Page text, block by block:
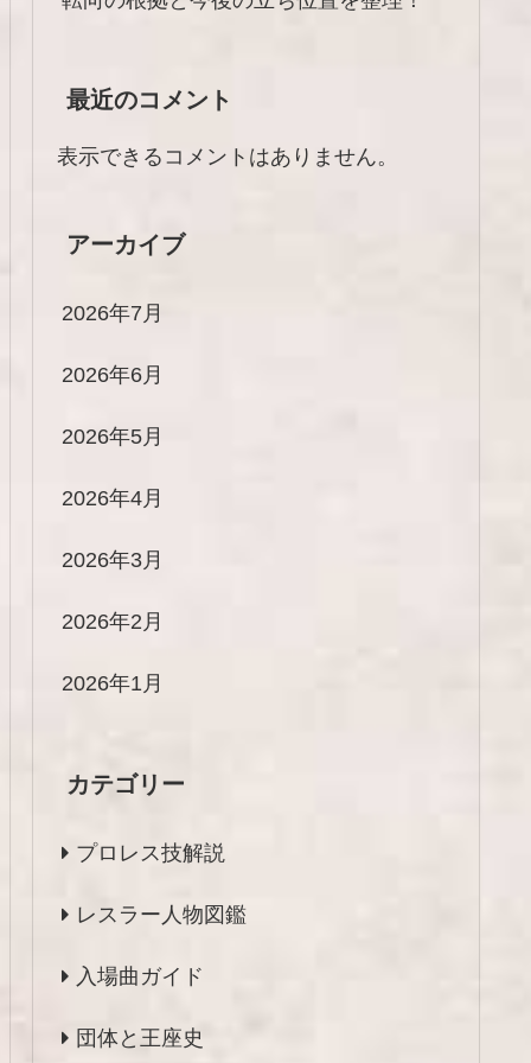
最近のコメント
表示できるコメントはありません。
アーカイブ
2026年7月
2026年6月
2026年5月
2026年4月
2026年3月
2026年2月
2026年1月
カテゴリー
プロレス技解説
レスラー人物図鑑
入場曲ガイド
団体と王座史